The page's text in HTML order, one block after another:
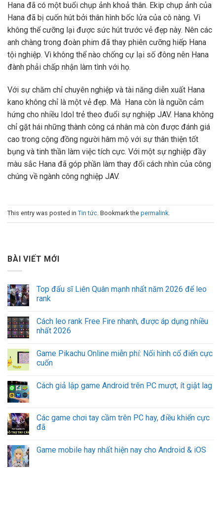
Hana đã có một buổi chụp ảnh khoả thân. Ekip chụp ảnh của
Hana đã bị cuốn hút bởi thân hình bốc lửa của cô nàng. Vì
không thể cưỡng lại được sức hút trước vẻ đẹp này. Nên các
anh chàng trong đoàn phim đã thay phiên cưỡng hiếp Hana
tội nghiệp. Vì không thể nào chống cự lại số đông nên Hana
đành phải chấp nhận làm tình với họ.
Với sự chăm chỉ chuyên nghiệp và tài năng diễn xuất Hana
kano không chỉ là một vẻ đẹp. Mà Hana còn là nguồn cảm
hứng cho nhiều Idol trẻ theo đuổi sự nghiệp JAV. Hana không
chỉ gặt hái những thành công cá nhân mà còn được đánh giá
cao trong cộng đồng người hâm mộ với sự thân thiện tốt
bụng và tinh thần làm việc tích cực. Với một sự nghiệp đầy
màu sắc Hana đã góp phần làm thay đổi cách nhìn của công
chúng về ngành công nghiệp JAV.
This entry was posted in Tin tức. Bookmark the permalink.
BÀI VIẾT MỚI
Top đấu sĩ Liên Quân mạnh nhất năm 2026 để leo
rank
Cách leo rank Free Fire nhanh, được áp dụng nhiều
nhất 2026
Game Pikachu Online miễn phí: Nối hình cổ điển cực
cuốn
Cách giả lập game Android trên PC mượt, ít giật lag
Các game chơi tay cầm trên PC hay, điều khiển cực
đã
Game mobile hay nhất hiện nay cho Android & iOS